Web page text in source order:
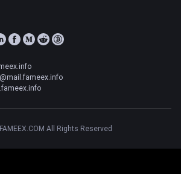
All Rights Reserved